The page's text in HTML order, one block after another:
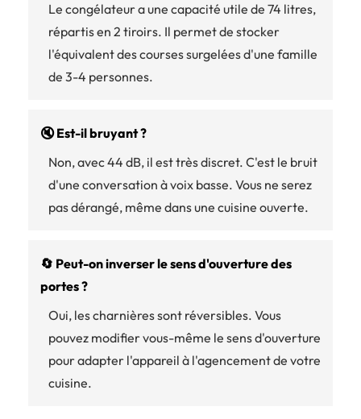
Le congélateur a une capacité utile de 74 litres,
répartis en 2 tiroirs. Il permet de stocker
l'équivalent des courses surgelées d'une famille
de 3-4 personnes.
🔇 Est-il bruyant ?
Non, avec 44 dB, il est très discret. C'est le bruit
d'une conversation à voix basse. Vous ne serez
pas dérangé, même dans une cuisine ouverte.
🔄 Peut-on inverser le sens d'ouverture des
portes ?
Oui, les charnières sont réversibles. Vous
pouvez modifier vous-même le sens d'ouverture
pour adapter l'appareil à l'agencement de votre
cuisine.